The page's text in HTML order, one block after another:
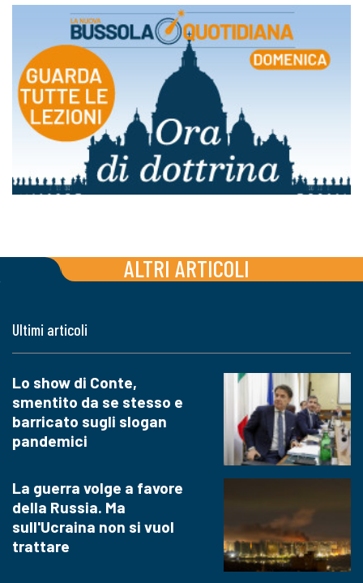
ALTRI ARTICOLI
Ultimi articoli
Lo show di Conte,
smentito da se stesso e
barricato sugli slogan
pandemici
La guerra volge a favore
della Russia. Ma
sull'Ucraina non si vuol
trattare